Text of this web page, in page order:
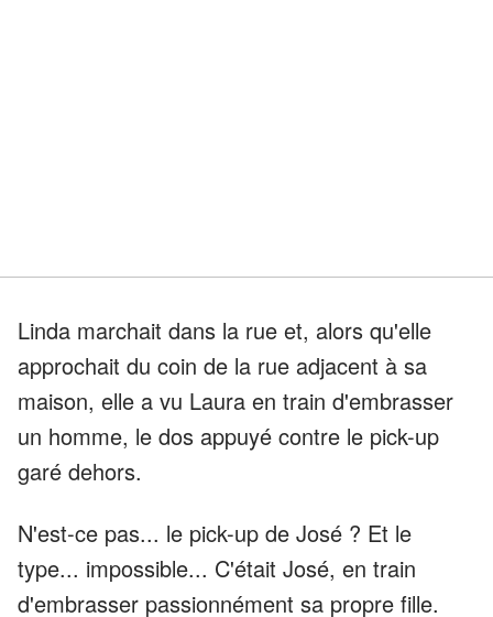
Linda marchait dans la rue et, alors qu'elle
approchait du coin de la rue adjacent à sa
maison, elle a vu Laura en train d'embrasser
un homme, le dos appuyé contre le pick-up
garé dehors.
N'est-ce pas... le pick-up de José ? Et le
type... impossible... C'était José, en train
d'embrasser passionnément sa propre fille.